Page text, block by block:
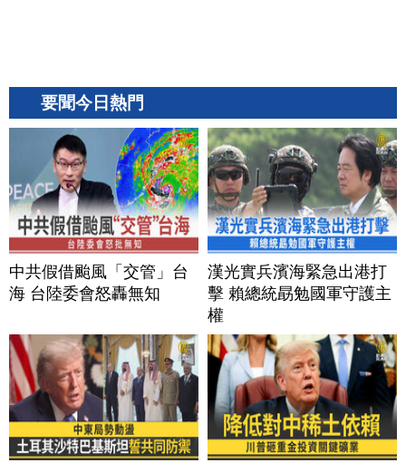
要聞今日熱門
中共假借颱風「交管」台
海 台陸委會怒轟無知
漢光實兵濱海緊急出港打
擊 賴總統勗勉國軍守護主
權